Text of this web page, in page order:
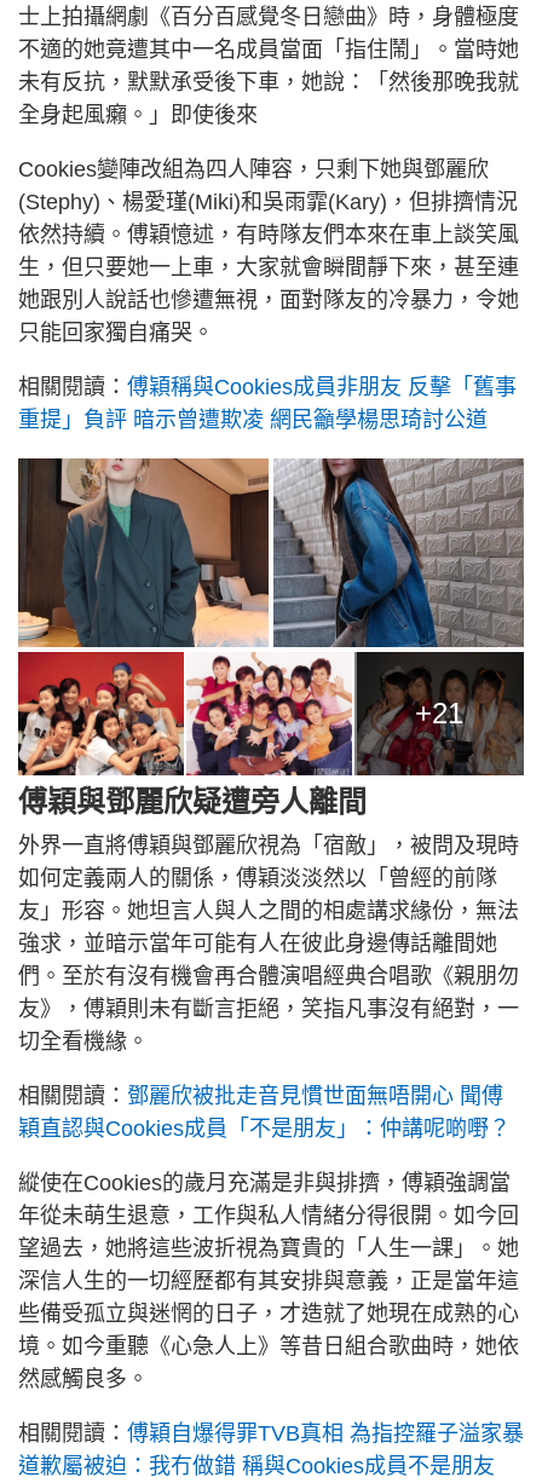
士上拍攝網劇《百分百感覺冬日戀曲》時，身體極度
不適的她竟遭其中一名成員當面「指住鬧」。當時她
未有反抗，默默承受後下車，她說：「然後那晚我就
全身起風癩。」即使後來
Cookies變陣改組為四人陣容，只剩下她與鄧麗欣
(Stephy)、楊愛瑾(Miki)和吳雨霏(Kary)，但排擠情況
依然持續。傅穎憶述，有時隊友們本來在車上談笑風
生，但只要她一上車，大家就會瞬間靜下來，甚至連
她跟別人說話也慘遭無視，面對隊友的冷暴力，令她
只能回家獨自痛哭。
相關閱讀： 傅穎稱與Cookies成員非朋友 反擊「舊事
重提」負評 暗示曾遭欺凌 網民籲學楊思琦討公道
+21
傅穎與鄧麗欣疑遭旁人離間
外界一直將傅穎與鄧麗欣視為「宿敵」，被問及現時
如何定義兩人的關係，傅穎淡淡然以「曾經的前隊
友」形容。她坦言人與人之間的相處講求緣份，無法
強求，並暗示當年可能有人在彼此身邊傳話離間她
們。至於有沒有機會再合體演唱經典合唱歌《親朋勿
友》，傅穎則未有斷言拒絕，笑指凡事沒有絕對，一
切全看機緣。
相關閱讀： 鄧麗欣被批走音見慣世面無唔開心 聞傅
穎直認與Cookies成員「不是朋友」：仲講呢啲嘢？
縱使在Cookies的歲月充滿是非與排擠，傅穎強調當
年從未萌生退意，工作與私人情緒分得很開。如今回
望過去，她將這些波折視為寶貴的「人生一課」。她
深信人生的一切經歷都有其安排與意義，正是當年這
些備受孤立與迷惘的日子，才造就了她現在成熟的心
境。如今重聽《心急人上》等昔日組合歌曲時，她依
然感觸良多。
相關閱讀： 傅穎自爆得罪TVB真相 為指控羅子溢家暴
道歉屬被迫：我冇做錯 稱與Cookies成員不是朋友